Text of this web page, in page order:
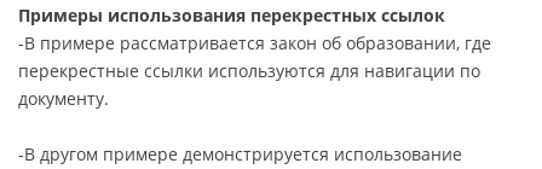
Примеры использования перекрестных ссылок
-В примере рассматривается закон об образовании, где
перекрестные ссылки используются для навигации по
документу.
-В другом примере демонстрируется использование